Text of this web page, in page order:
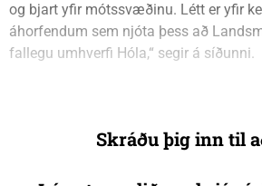
og bjart yfir mótssvæðinu. Létt er yfir
áhorfendum sem njóta þess að
fallegu umhverfi Hóla,“ segir á síðunni.
Skráðu þig inn til